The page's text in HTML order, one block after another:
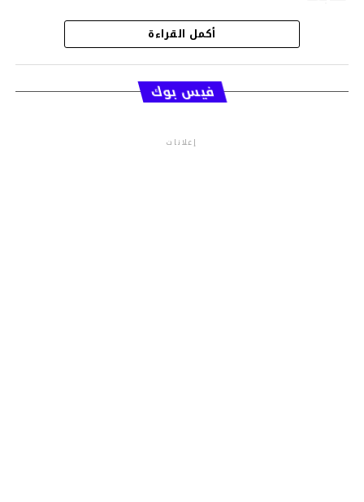
قسم الاخبار
أكمل القراءة
فيس بوك
إعلانات